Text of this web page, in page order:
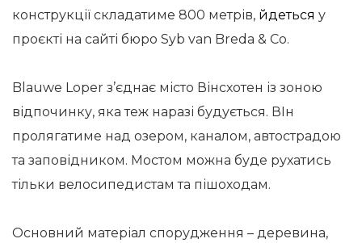
конструкції складатиме 800 метрів, йдеться у
проєкті на сайті бюро Syb van Breda & Co.
Blauwe Loper з’єднає місто Вінсхотен із зоною
відпочинку, яка теж наразі будується. ВІн
пролягатиме над озером, каналом, автострадою
та заповідником. Мостом можна буде рухатись
тільки велосипедистам та пішоходам.
Основний матеріал спорудження – деревина,